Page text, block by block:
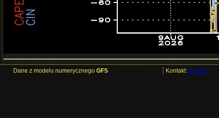
Dane z modelu numerycznego GFS Kontakt: E-mail